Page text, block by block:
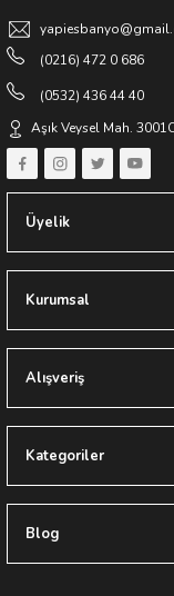
(0216) 472 0 686
(0532) 436 44 40
Aşık Veysel Mah.
Üyelik
Kurumsal
Alışveriş
Kategoriler
Blog